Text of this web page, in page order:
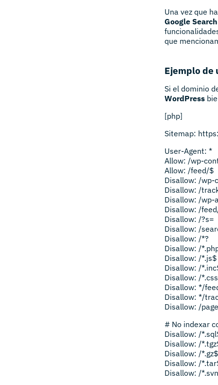
Una vez que
Google
que
Ejemplo de
Si el dominio
WordPress
[php]
Sitemap:
User-Agent: *
Allow: /wp-
Allow: /feed/$
Disallow: /wp-
Disallow: /
Disallow: /wp-
Disallow: /
Disallow: /?s=
Disallow: /
Disallow: /*?
Disallow: /
Disallow: /*.js$
Disallow: /
Disallow: /
Disallow: */
Disallow: */
Disallow: /
# No indexar
Disallow: /
Disallow: /
Disallow: /*.gz$
Disallow: /
Disallow: /